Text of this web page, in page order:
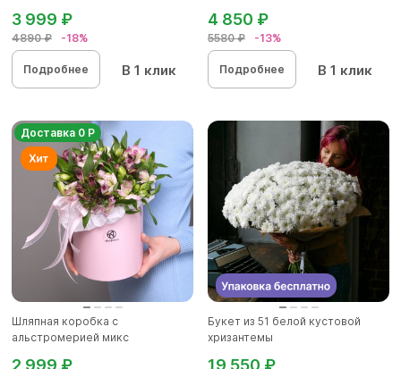
4890 ₽ -18%
3 999 ₽
Подробнее В 1 клик
5580 ₽ -13%
4 850 ₽
Подробнее В 1 клик
Доставка 0 Р
Шляпная коробка с
альстромерией микс
Букет из 51 белой кустовой
хризантемы